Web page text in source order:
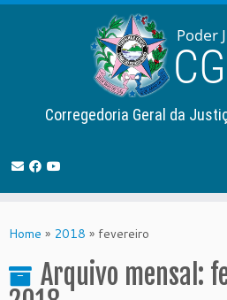
to
Corregedoria Geral da
Home » 2018 » fevereiro
Arquivo mensal: